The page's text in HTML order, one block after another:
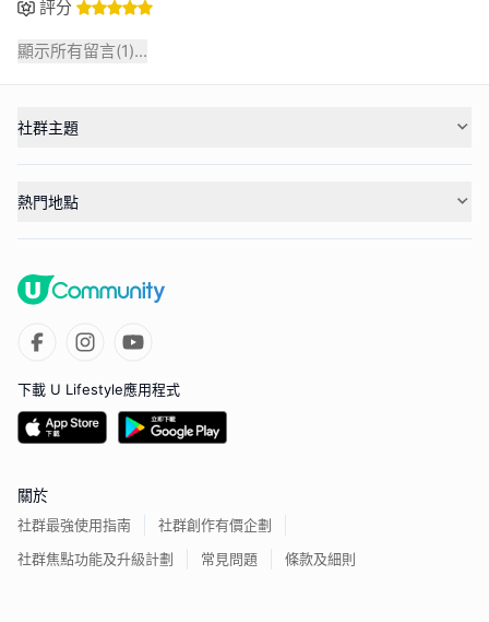
評分
顯示所有留言(1)...
社群主題
熱門地點
下載 U Lifestyle應用程式
關於
社群最強使用指南
社群創作有價企劃
社群焦點功能及升級計劃
常見問題 條款及細則